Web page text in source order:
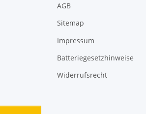
AGB
Sitemap
Impressum
Batteriegesetzhinweise
Widerrufsrecht